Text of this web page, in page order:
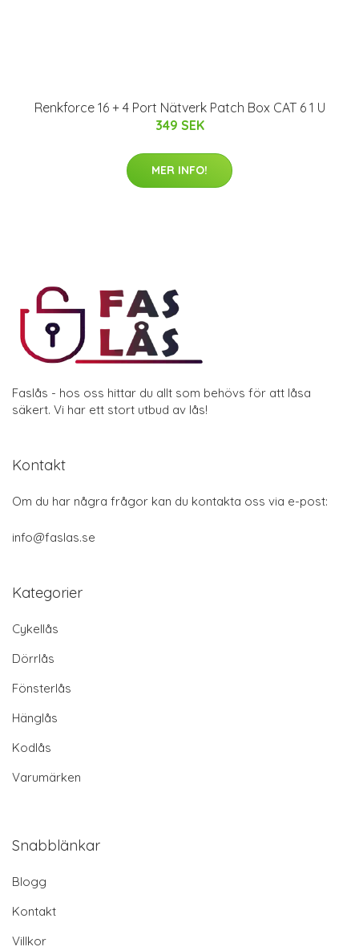
Renkforce 16 + 4 Port Nätverk Patch Box CAT 6 1 U
349 SEK
MER INFO!
Faslås - hos oss hittar du allt som behövs för att låsa
säkert. Vi har ett stort utbud av lås!
Kontakt
Om du har några frågor kan du kontakta oss via e-post:
info@faslas.se
Kategorier
Cykellås
Dörrlås
Fönsterlås
Hänglås
Kodlås
Varumärken
Snabblänkar
Blogg
Kontakt
Villkor